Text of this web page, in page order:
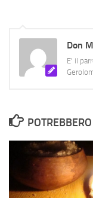
Don
E' il